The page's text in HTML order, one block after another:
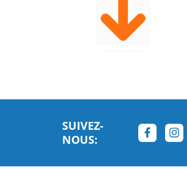
SUIVEZ-
NOUS: